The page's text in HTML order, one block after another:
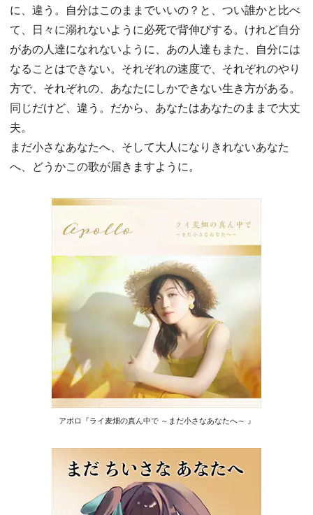
に、違う。自分はこのままでいいの？と、つい誰かと比べ
て、日々に溺れないように必死で背伸びする。けれど自分
があの人達になれないように、あの人達もまた、自分には
なることはできない。それぞれの速度で、それぞれのやり
方で、それぞれの、あなたにしかできない生き方がある。
同じだけど、違う。だから、あなたはあなたのままで大丈
夫。
まだ小さなあなたへ、そして大人になりきれないあなた
へ、どうかこの歌が届きますように。
アポロ『ライ麦畑の真ん中で ～まだ小さなあなたへ～ 』